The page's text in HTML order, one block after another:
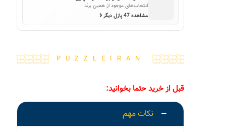
انتخاب‌های موجود از همین برند
مشاهده 47 پازل دیگر
‹
PUZZLEIRAN
قبل از خرید حتما بخوانید:
نکات مهم